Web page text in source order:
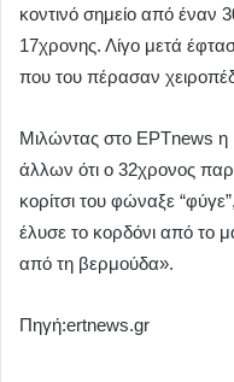
κοντινό σημείο από έναν
17χρονης. Λίγο μετά
που του πέρασαν
Μιλώντας στο ΕΡΤnews η
άλλων ότι ο 32χρονος
κορίτσι του φώναξε
έλυσε το κορδόνι από το
από τη βερμούδα».
Πηγή:ertnews.gr